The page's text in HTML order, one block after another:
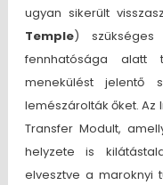
ugyan sikerült
Temple)
fennhatósága alatt
menekülést jelentő
lemészárolták őket. Az
Transfer Modult,
helyzete is
elvesztve a maroknyi